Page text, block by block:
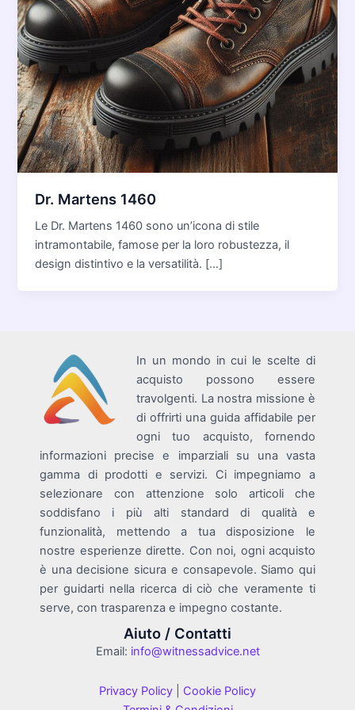
Dr. Martens 1460
Le Dr. Martens 1460 sono un’icona di stile
intramontabile, famose per la loro robustezza, il
design distintivo e la versatilità. […]
In un mondo in cui le scelte di
acquisto possono essere
travolgenti. La nostra missione è
di offrirti una guida affidabile per
ogni tuo acquisto, fornendo
informazioni precise e imparziali su una vasta
gamma di prodotti e servizi. Ci impegniamo a
selezionare con attenzione solo articoli che
soddisfano i più alti standard di qualità e
funzionalità, mettendo a tua disposizione le
nostre esperienze dirette. Con noi, ogni acquisto
è una decisione sicura e consapevole. Siamo qui
per guidarti nella ricerca di ciò che veramente ti
serve, con trasparenza e impegno costante.
Aiuto / Contatti
Email: info@witnessadvice.net
Privacy Policy
Cookie Policy